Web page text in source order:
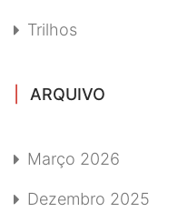
Trilhos
ARQUIVO
Março 2026
Dezembro 2025